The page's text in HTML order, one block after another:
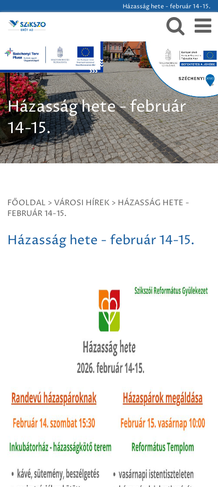
Házasság hete - február 14-15.
Házasság hete - február
14-15.
FŐOLDAL > VÁROSI HÍREK > HÁZASSÁG HETE -
FEBRUÁR 14-15.
Házasság hete - február 14-15.